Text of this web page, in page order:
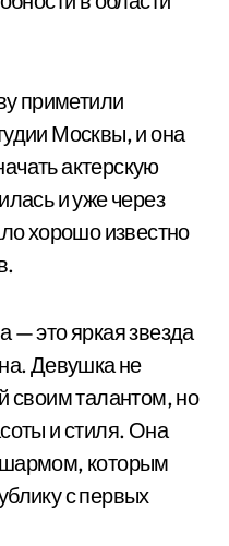
приметили
Москвы, и она
актерскую
и уже через
хорошо известно
— это яркая звезда
Девушка не
своим талантом, но
и стиля. Она
которым
с первых